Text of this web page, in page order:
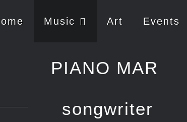
Music Art Events
PIANO MAR
songwriter